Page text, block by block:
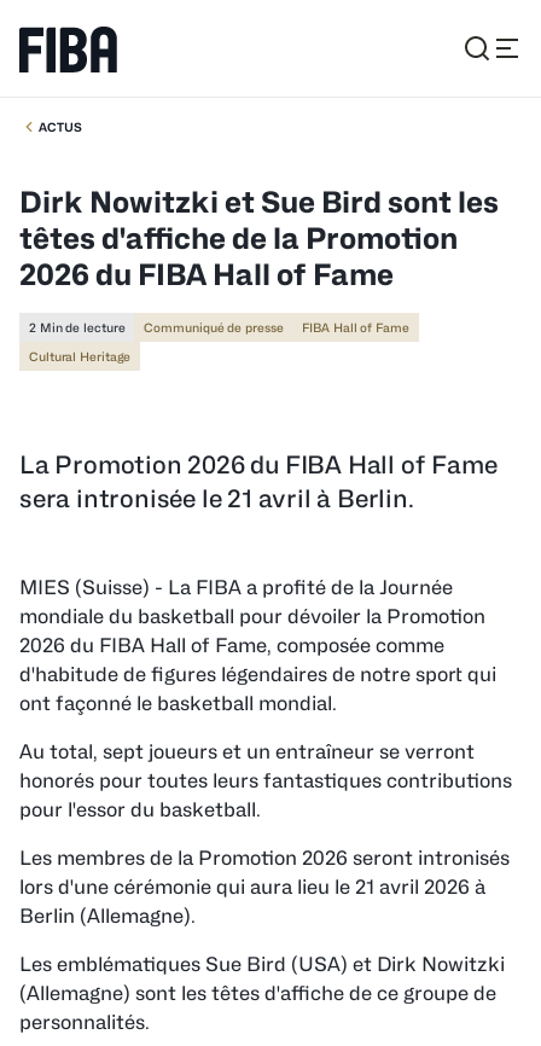
ACTUS
Dirk Nowitzki et Sue Bird sont les
têtes d'affiche de la Promotion
2026 du FIBA Hall of Fame
2 Min de lecture Communiqué de presse
FIBA Hall of Fame
Cultural Heritage
La Promotion 2026 du FIBA Hall of Fame
sera intronisée le 21 avril à Berlin.
MIES (Suisse) - La FIBA a profité de la Journée
mondiale du basketball pour dévoiler la Promotion
2026 du FIBA Hall of Fame, composée comme
d'habitude de figures légendaires de notre sport qui
ont façonné le basketball mondial.
Au total, sept joueurs et un entraîneur se verront
honorés pour toutes leurs fantastiques contributions
pour l'essor du basketball.
Les membres de la Promotion 2026 seront intronisés
lors d'une cérémonie qui aura lieu le 21 avril 2026 à
Berlin (Allemagne).
Les emblématiques Sue Bird (USA) et Dirk Nowitzki
(Allemagne) sont les têtes d'affiche de ce groupe de
personnalités.